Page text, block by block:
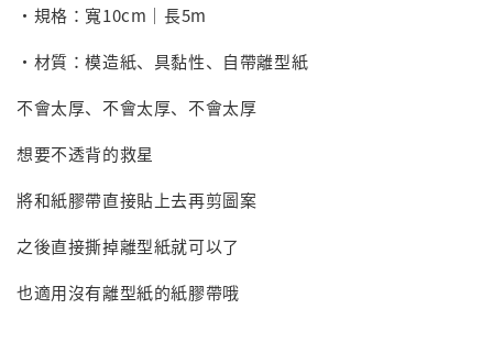
・規格：寬10cm｜長5m
・材質：模造紙、具黏性、自帶離型紙
不會太厚、不會太厚、不會太厚
想要不透背的救星
將和紙膠帶直接貼上去再剪圖案
之後直接撕掉離型紙就可以了
也適用沒有離型紙的紙膠帶哦